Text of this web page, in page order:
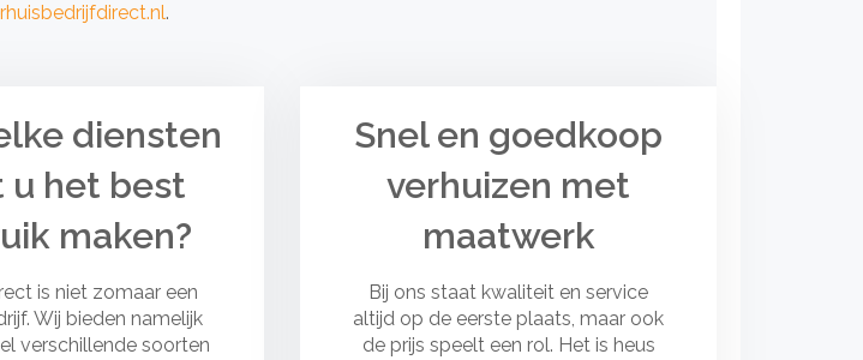
.
diensten
u het best
maken?
is niet zomaar een
Wij bieden namelijk
verschillende soorten
Snel en goedkoop
verhuizen met
maatwerk
Bij ons staat kwaliteit en service
altijd op de eerste plaats, maar ook
de prijs speelt een rol. Het is heus